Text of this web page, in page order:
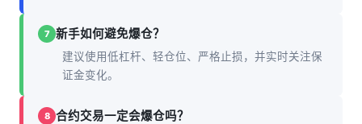
7 新手如何避免爆仓？
建议使用低杠杆、轻仓位、严格止损，并实时关注保
证金变化。
8 合约交易一定会爆仓吗？